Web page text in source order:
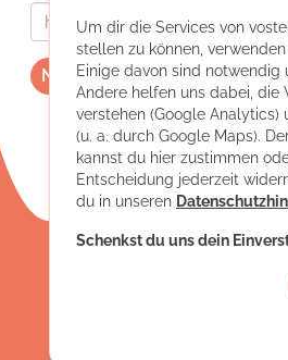
Um dir die Services von
stellen zu können,
Einige davon sind
Andere helfen uns dabei, die
verstehen (Google
(u. a. durch Google Maps).
kannst du hier zustimmen
Entscheidung jederzeit
du in unseren
Schenkst du uns dein